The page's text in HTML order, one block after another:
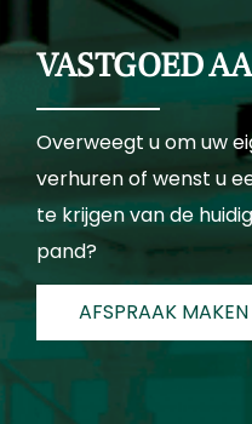
VASTGOED
Overweegt u om uw
verhuren of wenst u
te krijgen van de
pand?
AFSPRAAK MAKEN